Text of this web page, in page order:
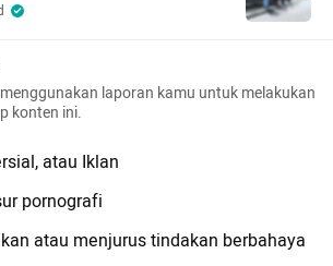
laporan kamu untuk melakukan
konten ini.
atau Iklan
pornografi
atau menjurus tindakan berbahaya